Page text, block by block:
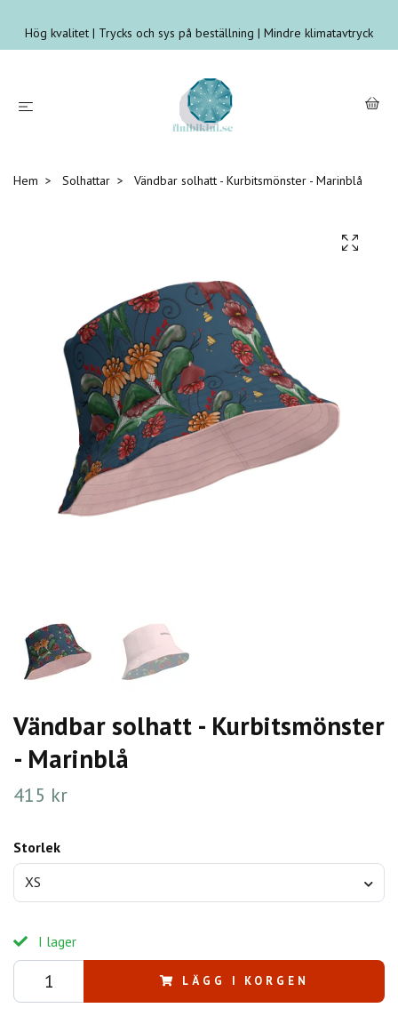
Hög kvalitet | Trycks och sys på beställning | Mindre klimatavtryck
Hem Solhattar Vändbar solhatt - Kurbitsmönster - Marinblå
Vändbar solhatt - Kurbitsmönster
- Marinblå
415 kr
Storlek
XS
I lager
LÄGG I KORGEN